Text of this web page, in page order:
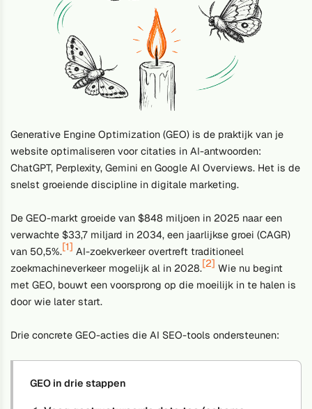
Generative Engine Optimization (GEO) is de praktijk van je
website optimaliseren voor citaties in AI-antwoorden:
ChatGPT, Perplexity, Gemini en Google AI Overviews. Het is de
snelst groeiende discipline in digitale marketing.
De GEO-markt groeide van $848 miljoen in 2025 naar een
verwachte $33,7 miljard in 2034, een jaarlijkse groei (CAGR)
van 50,5%.[1] AI-zoekverkeer overtreft traditioneel
zoekmachineverkeer mogelijk al in 2028.[2] Wie nu begint
met GEO, bouwt een voorsprong op die moeilijk in te halen is
door wie later start.
Drie concrete GEO-acties die AI SEO-tools ondersteunen:
GEO in drie stappen